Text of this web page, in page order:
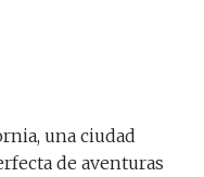
una ciudad
de aventuras